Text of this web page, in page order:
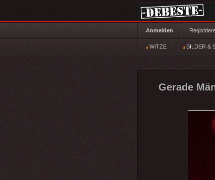
Anmelden
WITZE BILDER &
Gerade